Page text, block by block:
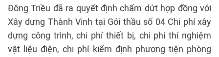
Đông Triều đã ra quyết định chấm dứt hợp đồng với
Xây dựng Thành Vinh tại Gói thầu số 04 Chi phí xây
dựng công trình, chi phí thiết bị, chi phí thí nghiệm
vật liệu điện, chi phí kiểm định phương tiện phòng